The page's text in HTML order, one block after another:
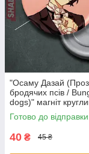
"Осаму Дазай
бродячих псів /
dogs)" магніт
Готово до відправки
40 ₴ 45 ₴